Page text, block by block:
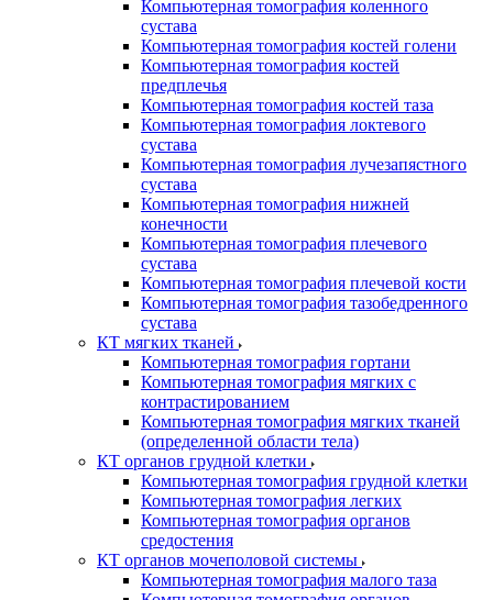
Компьютерная томография коленного
сустава
Компьютерная томография костей голени
Компьютерная томография костей
предплечья
Компьютерная томография костей таза
Компьютерная томография локтевого
сустава
Компьютерная томография лучезапястного
сустава
Компьютерная томография нижней
конечности
Компьютерная томография плечевого
сустава
Компьютерная томография плечевой кости
Компьютерная томография тазобедренного
сустава
КТ мягких тканей
Компьютерная томография гортани
Компьютерная томография мягких с
контрастированием
Компьютерная томография мягких тканей
(определенной области тела)
КТ органов грудной клетки
Компьютерная томография грудной клетки
Компьютерная томография легких
Компьютерная томография органов
средостения
КТ органов мочеполовой системы
Компьютерная томография малого таза